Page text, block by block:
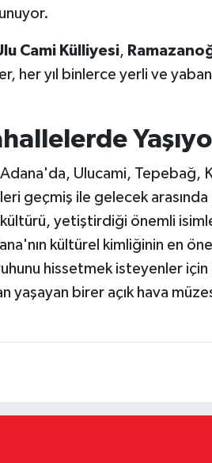
Cami Külliyesi,
her yıl binlerce yerli ve
Ulucami, Tepebağ,
geçmiş ile gelecek
kültürü, yetiştirdiği önemli
kültürel kimliğinin en
hissetmek isteyenler
yaşayan birer açık hava